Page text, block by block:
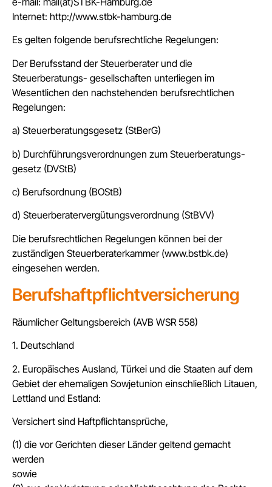
Internet: http://www.stbk-hamburg.de
Es gelten folgende berufsrechtliche Regelungen:
Der Berufsstand der Steuerberater und die
Steuerberatungs- gesellschaften unterliegen im
Wesentlichen den nachstehenden berufsrechtlichen
Regelungen:
a) Steuerberatungsgesetz (StBerG)
b) Durchführungsverordnungen zum Steuerberatungs-
gesetz (DVStB)
c) Berufsordnung (BOStB)
d) Steuerberatervergütungsverordnung (StBVV)
Die berufsrechtlichen Regelungen können bei der
zuständigen Steuerberaterkammer (www.bstbk.de)
eingesehen werden.
Berufshaftpflichtversicherung
Räumlicher Geltungsbereich (AVB WSR 558)
1. Deutschland
2. Europäisches Ausland, Türkei und die Staaten auf dem
Gebiet der ehemaligen Sowjetunion einschließlich Litauen,
Lettland und Estland:
Versichert sind Haftpflichtansprüche,
(1) die vor Gerichten dieser Länder geltend gemacht
werden
sowie